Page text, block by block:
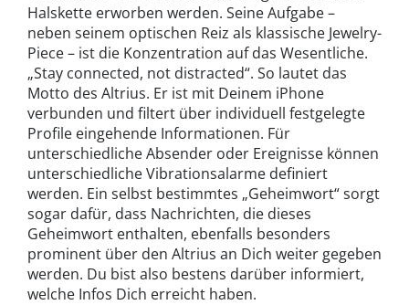
Halskette erworben werden. Seine Aufgabe –
neben seinem optischen Reiz als klassische Jewelry-
Piece – ist die Konzentration auf das Wesentliche.
„Stay connected, not distracted“. So lautet das
Motto des Altrius. Er ist mit Deinem iPhone
verbunden und filtert über individuell festgelegte
Profile eingehende Informationen. Für
unterschiedliche Absender oder Ereignisse können
unterschiedliche Vibrationsalarme definiert
werden. Ein selbst bestimmtes „Geheimwort“ sorgt
sogar dafür, dass Nachrichten, die dieses
Geheimwort enthalten, ebenfalls besonders
prominent über den Altrius an Dich weiter gegeben
werden. Du bist also bestens darüber informiert,
welche Infos Dich erreicht haben.